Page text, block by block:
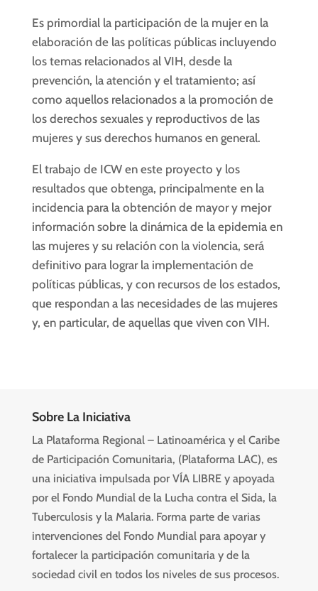
Es primordial la participación de la mujer en la
elaboración de las políticas públicas incluyendo
los temas relacionados al VIH, desde la
prevención, la atención y el tratamiento; así
como aquellos relacionados a la promoción de
los derechos sexuales y reproductivos de las
mujeres y sus derechos humanos en general.
El trabajo de ICW en este proyecto y los
resultados que obtenga, principalmente en la
incidencia para la obtención de mayor y mejor
información sobre la dinámica de la epidemia en
las mujeres y su relación con la violencia, será
definitivo para lograr la implementación de
políticas públicas, y con recursos de los estados,
que respondan a las necesidades de las mujeres
y, en particular, de aquellas que viven con VIH.
Sobre La Iniciativa
La Plataforma Regional – Latinoamérica y el Caribe
de Participación Comunitaria, (Plataforma LAC), es
una iniciativa impulsada por VÍA LIBRE y apoyada
por el Fondo Mundial de la Lucha contra el Sida, la
Tuberculosis y la Malaria. Forma parte de varias
intervenciones del Fondo Mundial para apoyar y
fortalecer la participación comunitaria y de la
sociedad civil en todos los niveles de sus procesos.